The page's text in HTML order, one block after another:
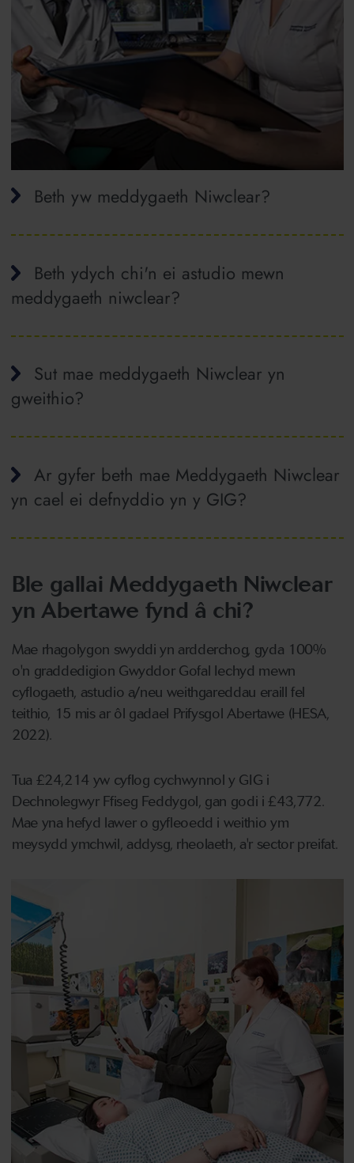
Beth yw meddygaeth Niwclear?
Beth ydych chi'n ei astudio mewn
meddygaeth niwclear?
Sut mae meddygaeth Niwclear yn
gweithio?
Ar gyfer beth mae Meddygaeth Niwclear
yn cael ei defnyddio yn y GIG?
Ble gallai Meddygaeth Niwclear
yn Abertawe fynd â chi?
Mae rhagolygon swyddi yn ardderchog, gyda 100%
o'n graddedigion Gwyddor Gofal Iechyd mewn
cyflogaeth, astudio a/neu weithgareddau eraill fel
teithio, 15 mis ar ôl gadael Prifysgol Abertawe (HESA,
2022).
Tua £24,214 yw cyflog cychwynnol y GIG i
Dechnolegwyr Ffiseg Feddygol, gan godi i £43,772.
Mae yna hefyd lawer o gyfleoedd i weithio ym
meysydd ymchwil, addysg, rheolaeth, a'r sector preifat.